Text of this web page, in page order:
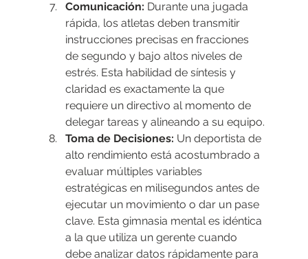
Comunicación: Durante una jugada
rápida, los atletas deben transmitir
instrucciones precisas en fracciones
de segundo y bajo altos niveles de
estrés. Esta habilidad de síntesis y
claridad es exactamente la que
requiere un directivo al momento de
delegar tareas y alineando a su equipo.
Toma de Decisiones: Un deportista de
alto rendimiento está acostumbrado a
evaluar múltiples variables
estratégicas en milisegundos antes de
ejecutar un movimiento o dar un pase
clave. Esta gimnasia mental es idéntica
a la que utiliza un gerente cuando
debe analizar datos rápidamente para